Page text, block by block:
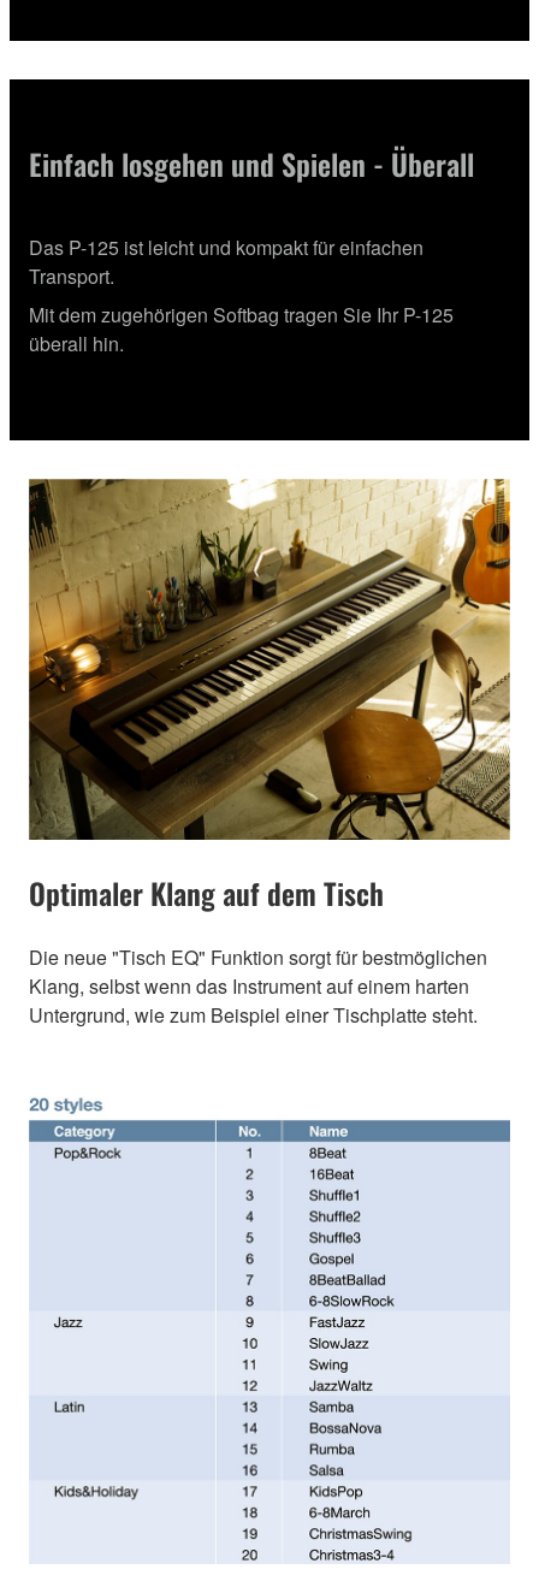
Einfach losgehen und Spielen - Überall
Das P-125 ist leicht und kompakt für einfachen
Transport.
Mit dem zugehörigen Softbag tragen Sie Ihr P-125
überall hin.
Optimaler Klang auf dem Tisch
Die neue "Tisch EQ" Funktion sorgt für bestmöglichen
Klang, selbst wenn das Instrument auf einem harten
Untergrund, wie zum Beispiel einer Tischplatte steht.